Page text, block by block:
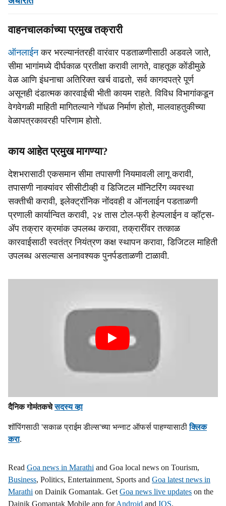
वाहनचालकांच्‍या प्रमुख तक्रारी
ऑनलाईनकर भरल्यानंतरही वारंवार पडताळणीसाठी अडवले जाते,
सीमा भागांमध्ये दीर्घकाळ प्रतीक्षा करावी लागते, वाहतूक कोंडीमुळे
वेळ आणि इंधनाचा अतिरिक्त खर्च वाढतो, सर्व कागदपत्रे पूर्ण
असूनही दंडात्मक कारवाईची भीती कायम राहते. विविध विभागांकडून
वेगवेगळी माहिती मागितल्याने गोंधळ निर्माण होतो, मालवाहतुकीच्या
वेळापत्रकावरही परिणाम होतो.
काय आहेत प्रमुख मागण्या?
देशभरासाठी एकसमान सीमा तपासणी नियमावली लागू करावी,
तपासणी नाक्यांवर सीसीटीव्ही व डिजिटल मॉनिटरिंग व्यवस्था
सक्तीची करावी, इलेक्ट्रॉनिक नोंदवही व ऑनलाईन पडताळणी
प्रणाली कार्यान्वित करावी, २४ तास टोल-फ्री हेल्पलाईन व व्हॉट्स-
ॲप तक्रार क्रमांक उपलब्ध करावा, तक्रारींवर तत्काळ
कारवाईसाठी स्वतंत्र नियंत्रण कक्ष स्थापन करावा, डिजिटल माहिती
उपलब्ध असल्यास अनावश्यक पुनर्पडताळणी टाळावी.
दैनिक गोमंतकचेसदस्य व्हा
शॉपिंगसाठी 'सकाळ प्राईम डील्स'च्या भन्नाट ऑफर्स पाहण्यासाठीक्लिक
करा.
Read Goa news in Marathi and Goa local news on Tourism,
Business, Politics, Entertainment, Sports and Goa latest news in
Marathi on Dainik Gomantak. Get Goa news live updates on the
Dainik Gomantak Mobile app forAndroid and IOS.